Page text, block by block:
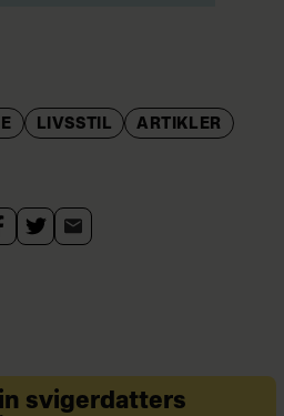
LIVSSTIL ARTIKLER
svigerdatters